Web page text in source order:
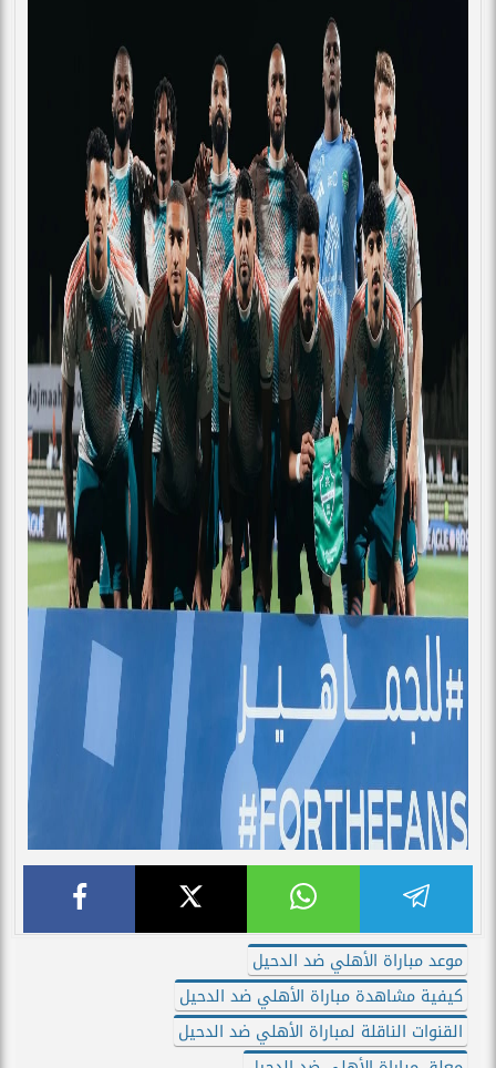
موعد مباراة الأهلي ضد الدحيل
كيفية مشاهدة مباراة الأهلي ضد الدحيل
القنوات الناقلة لمباراة الأهلي ضد الدحيل